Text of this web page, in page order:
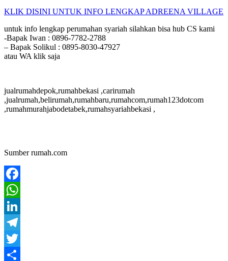
KLIK DISINI UNTUK INFO LENGKAP ADREENA VILLAGE
untuk info lengkap perumahan syariah silahkan bisa hub CS kami
-Bapak Iwan : 0896-7782-2788
– Bapak Solikul : 0895-8030-47927
atau WA klik saja
jualrumahdepok,rumahbekasi ,carirumah
,jualrumah,belirumah,rumahbaru,rumahcom,rumah123dotcom
,rumahmurahjabodetabek,rumahsyariahbekasi ,
Sumber rumah.com
Facebook
WhatsApp
LinkedIn
Telegram
Twitter